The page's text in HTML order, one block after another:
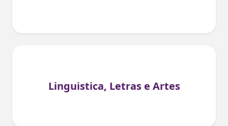
Linguistica, Letras e Artes